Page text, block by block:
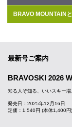
BRAVO MOUNTAIN
最新号ご案内
BRAVOSKI 2026
知る人ぞ知る、いいスキー
発売日：2025年12月16日
定価：1,540円 (本体1,400円)